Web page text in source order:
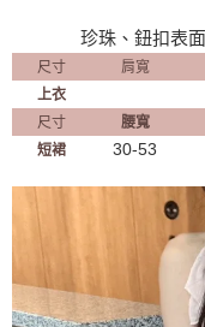
珍珠、鈕扣表
尺寸 肩寬
上衣
尺寸
腰寬
短裙
30-53